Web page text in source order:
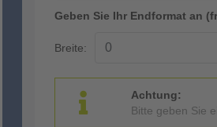
Geben Sie Ihr Endformat an
Breite:
Achtung:
Bitte geben Sie